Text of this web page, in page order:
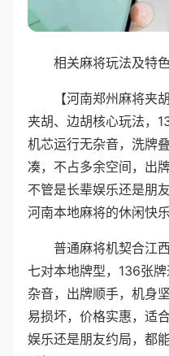
相关麻将玩法及特
【河南郑州麻将夹
夹胡、边胡核心玩法，
机芯运行无杂音，洗牌
凑，不占多余空间，出
不管是长辈娱乐还是朋
河南本地麻将的休闲快乐
普通麻将机契合江
七对本地牌型，136张
杂音，出牌顺手，机身
易损坏，价格实惠，适
娱乐还是朋友约局，都